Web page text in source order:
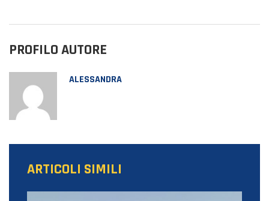
PROFILO AUTORE
ALESSANDRA
ARTICOLI SIMILI